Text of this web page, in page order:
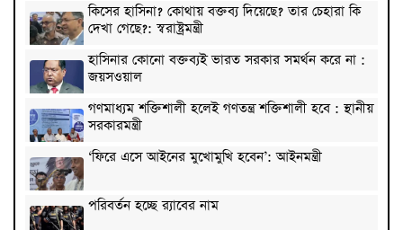
কিসের হাসিনা? কোথায় বক্তব্য দিয়েছে? তার চেহারা কি
দেখা গেছে?: স্বরাষ্ট্রমন্ত্রী
হাসিনার কোনো বক্তব্যই ভারত সরকার সমর্থন করে না :
জয়সওয়াল
গণমাধ্যম শক্তিশালী হলেই গণতন্ত্র শক্তিশালী হবে : স্থানীয়
সরকারমন্ত্রী
‘ফিরে এসে আইনের মুখোমুখি হবেন’: আইনমন্ত্রী
পরিবর্তন হচ্ছে র‌্যাবের নাম